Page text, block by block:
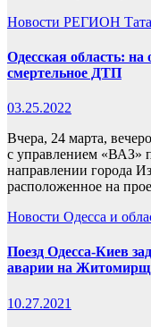
Новости РЕГИОН
Одесская область:
смертельное ДТП
03.25.2022
Вчера, 24 марта,
с управлением «ВАЗ»
направлении города
расположенное на
Новости Одесса и
Поезд Одесса-Киев
аварии на
10.27.2021